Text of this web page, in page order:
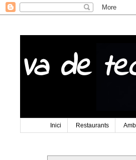
Va de
Inici Restaurants